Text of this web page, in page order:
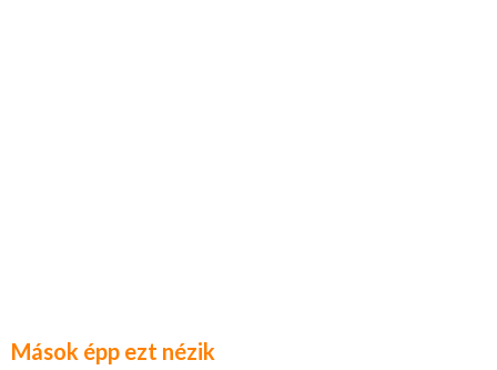
Mások épp ezt nézik